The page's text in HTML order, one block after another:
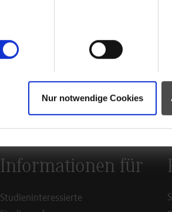
Nur notwendige Cookies
Informationen für
Studieninteressierte